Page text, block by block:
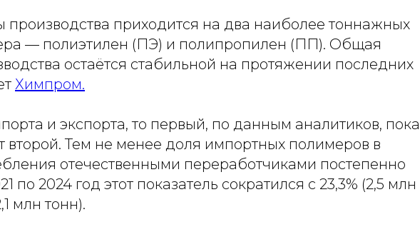
производства приходится на два наиболее тоннажных
— полиэтилен (ПЭ) и полипропилен (ПП). Общая
остаётся стабильной на протяжении последних
Химпром.
и экспорта, то первый, по данным аналитиков, пока
второй. Тем не менее доля импортных полимеров в
отечественными переработчиками постепенно
по 2024 год этот показатель сократился с 23,3% (2,5 млн
млн тонн).